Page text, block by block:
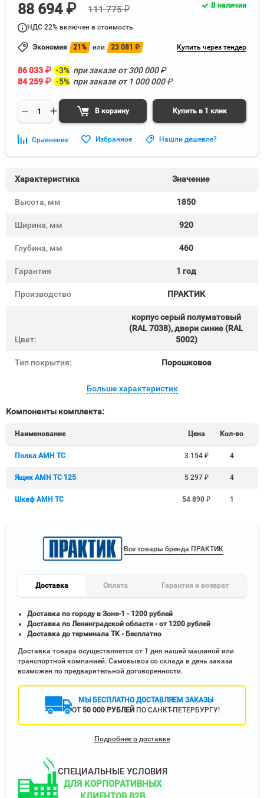
88 694 ₽ 111 775 ₽
НДС 22% включен в стоимость
Экономия 21% или 23 081 ₽ Купить через тендер
86 033 ₽ -3% при заказе от300 000₽
84 259 ₽ -5% при заказе от 1 000 000₽
В корзину Купить в 1 клик
В наличии
Сравнение Избранное Нашли дешевле?
Характеристика Значение
Высота, мм 1850
Ширина, мм 920
Глубина, мм 460
Гарантия 1 год
Производство ПРАКТИК
Цвет:
корпус серый полуматовый
(RAL 7038), двери синие (RAL
5002)
Тип покрытия: Порошковое
Больше характеристик
Компоненты комплекта:
Наименование Цена Кол-во
Полка AMH TC 3 154 ₽ 4
Ящик AMH TC 125 5 297 ₽ 4
Шкаф AMH TC 54 890₽ 1
Все товары бренда ПРАКТИК
Доставка Оплата Гарантия и возврат
Доставка по городу в Зоне-1 - 1200 рублей
Доставка по Ленинградской области - от 1200 рублей
Доставка до терминала ТК - Бесплатно
Доставка товара осуществляется от 1 дня нашей машиной или
транспортной компанией. Самовывоз со склада в день заказа
возможен по предварительной договоренности.
МЫ БЕСПЛАТНО ДОСТАВЛЯЕМ ЗАКАЗЫ
ОТ 50 000 РУБЛЕЙ ПО САНКТ-ПЕТЕРБУРГУ!
Подробнее о доставке
СПЕЦИАЛЬНЫЕ УСЛОВИЯ
ДЛЯ КОРПОРАТИВНЫХ